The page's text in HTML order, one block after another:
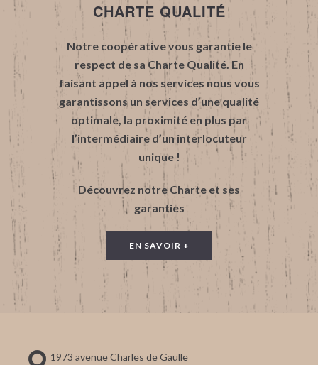
CHARTE QUALITÉ
Notre coopérative vous garantie le
respect de sa Charte Qualité. En
faisant appel à nos services nous vous
garantissons un services d’une qualité
optimale, la proximité en plus par
l’intermédiaire d’un interlocuteur
unique !
Découvrez notre Charte et ses
garanties
EN SAVOIR +
1973 avenue Charles de Gaulle